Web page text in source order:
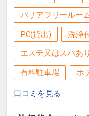
バリアフリールー
PC(貸出) 洗浄
エステ又はスパあり
有料駐車場 ホ
口コミを見る